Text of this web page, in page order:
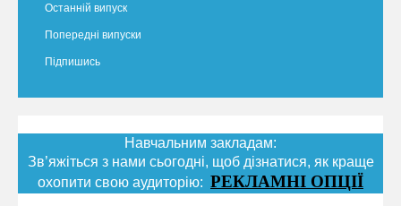
Останній випуск
Попередні випуски
Підпишись
Навчальним закладам:
Зв’яжіться з нами сьогодні, щоб дізнатися, як краще
охопити свою аудиторію: РЕКЛАМНІ ОПЦІЇ